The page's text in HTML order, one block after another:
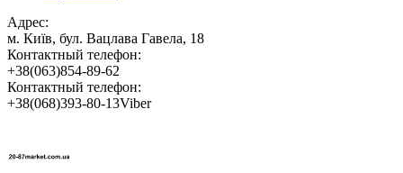
Адрес:
м. Київ, бул. Вацлава Гавела, 18
Контактный телефон:
+38(063)854-89-62
Контактный телефон:
+38(068)393-80-13Viber